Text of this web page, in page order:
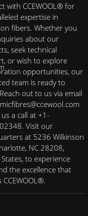
with CCEWOOL® for
expertise in
fibers. Whether you
about our
seek technical
or wish to explore
opportunities, our
team is ready to
out to us via email
a call at +1-
Visit our
at 5236 Wilkinson
NC 28208,
to experience
the excellence that
CCEWOOL®.